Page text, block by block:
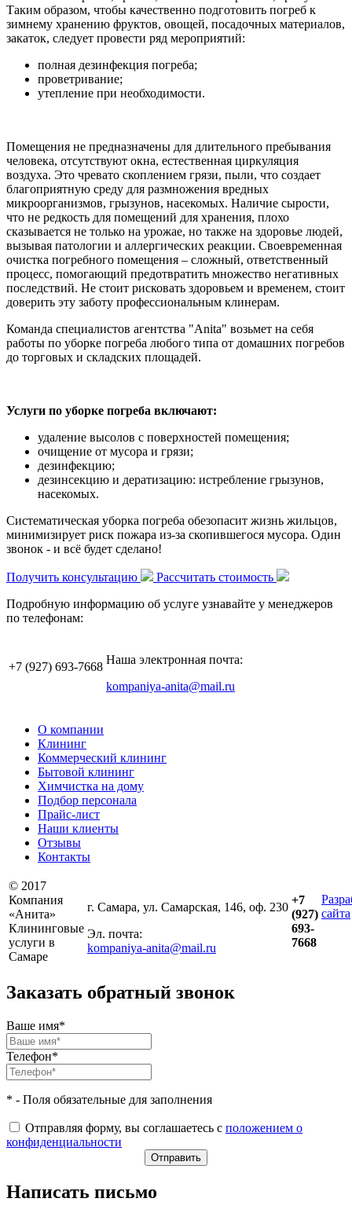
Таким образом, чтобы качественно подготовить погреб к
зимнему хранению фруктов, овощей, посадочных материалов,
закаток, следует провести ряд мероприятий:
полная дезинфекция погреба;
проветривание;
утепление при необходимости.
Помещения не предназначены для длительного пребывания
человека, отсутствуют окна, естественная циркуляция
воздуха. Это чревато скоплением грязи, пыли, что создает
благоприятную среду для размножения вредных
микроорганизмов, грызунов, насекомых. Наличие сырости,
что не редкость для помещений для хранения, плохо
сказывается не только на урожае, но также на здоровье людей,
вызывая патологии и аллергических реакции. Своевременная
очистка погребного помещения – сложный, ответственный
процесс, помогающий предотвратить множество негативных
последствий. Не стоит рисковать здоровьем и временем, стоит
доверить эту заботу профессиональным клинерам.
Команда специалистов агентства "Anita" возьмет на себя
работы по уборке погреба любого типа от домашних погребов
до торговых и складских площадей.
Услуги по уборке погреба включают:
удаление высолов с поверхностей помещения;
очищение от мусора и грязи;
дезинфекцию;
дезинсекцию и дератизацию: истребление грызунов,
насекомых.
Систематическая уборка погреба обезопасит жизнь жильцов,
минимизирует риск пожара из-за скопившегося мусора. Один
звонок - и всё будет сделано!
Получить консультацию
Рассчитать стоимость
Подробную информацию об услуге узнавайте у менеджеров
по телефонам:
+7 (927) 693-7668
Наша электронная почта:
kompaniya-anita@mail.ru
О компании
Клининг
Коммерческий клининг
Бытовой клининг
Химчистка на дому
Подбор персонала
Прайс-лист
Наши клиенты
Отзывы
Контакты
© 2017
Компания
«Анита»
Клининговые
услуги в
Самаре
г. Самара, ул. Самарская, 146, оф. 230
Эл. почта:
kompaniya-anita@mail.ru
+7
(927)
693-
7668
сайта
Заказать обратный звонок
Ваше имя*
Телефон*
* - Поля обязательные для заполнения
Отправляя форму, вы соглашаетесь с положением о
конфиденциальности
Написать письмо